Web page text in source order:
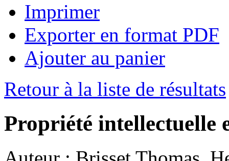
Imprimer
Exporter en format PDF
Ajouter au panier
Retour à la liste de résultats
Propriété intellectuelle